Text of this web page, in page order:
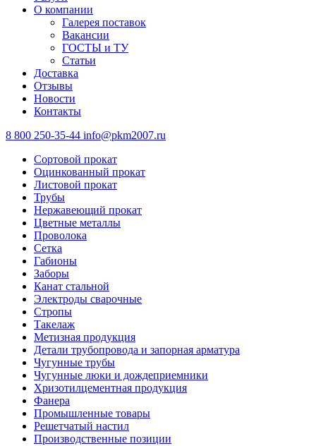
О компании
Галерея поставок
Вакансии
ГОСТЫ и ТУ
Статьи
Доставка
Отзывы
Новости
Контакты
8 800 250-35-44 info@pkm2007.ru
Сортовой прокат
Оцинкованный прокат
Листовой прокат
Трубы
Нержавеющий прокат
Цветные металлы
Проволока
Сетка
Габионы
Заборы
Канат стальной
Электроды сварочные
Стропы
Такелаж
Метизная продукция
Детали трубопровода и запорная арматура
Чугунные трубы
Чугунные люки и дождеприемники
Хризотилцементная продукция
Фанера
Промышленные товары
Решетчатый настил
Производственные позиции